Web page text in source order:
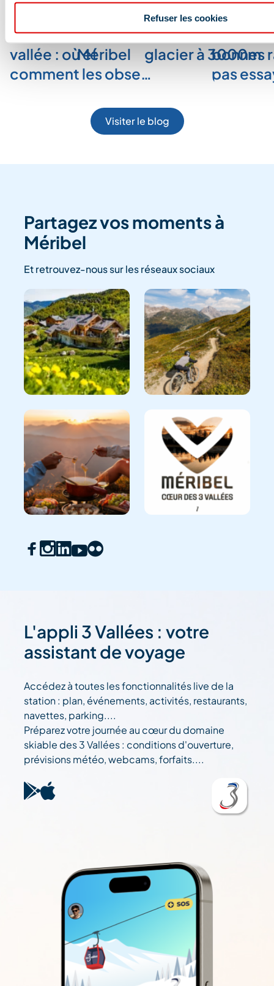
Refuser les cookies
Les animaux de la
vallée : où et
comment les obse…
L’art de se détendre à
Méribel
Randonner sur un
glacier à 3000m
VTT DH
bonnes
pas
Visiter le blog
Partagez vos moments à
Méribel
Et retrouvez-nous sur les réseaux sociaux
L'appli 3 Vallées : votre
assistant de voyage
Accédez à toutes les fonctionnalités live de la
station : plan, événements, activités, restaurants,
navettes, parking....
Préparez votre journée au cœur du domaine
skiable des 3 Vallées : conditions d'ouverture,
prévisions météo, webcams, forfaits....